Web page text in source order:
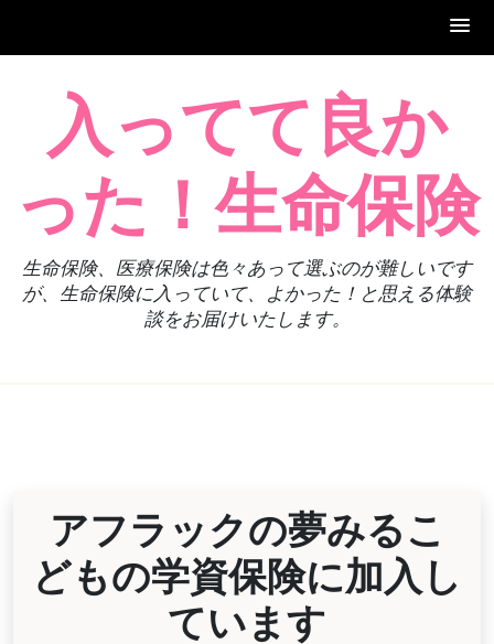
content入ってて良か
った！生命保険
生命保険、医療保険は色々あって選ぶのが難しいです
が、生命保険に入っていて、よかった！と思える体験
談をお届けいたします。
アフラックの夢みるこ
どもの学資保険に加入し
ています